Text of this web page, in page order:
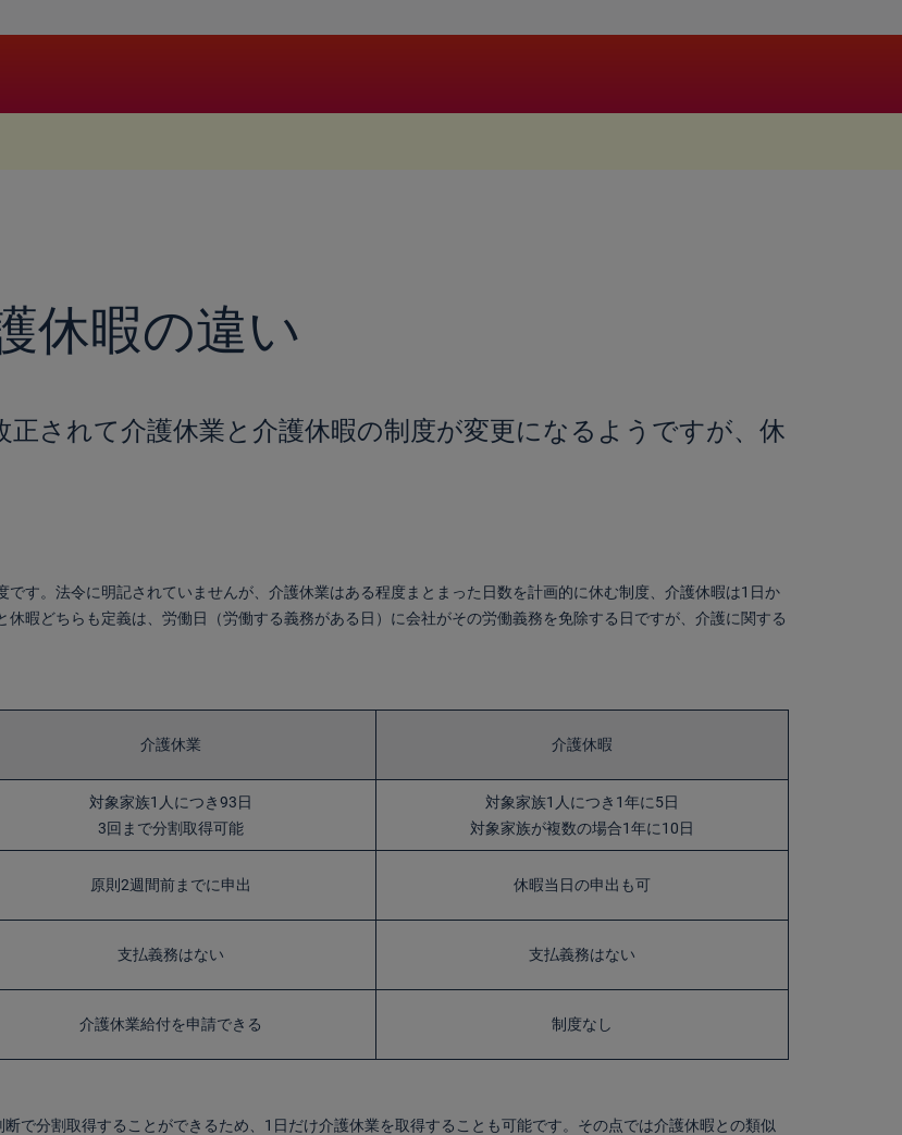
休暇の違い
されて介護休業と介護休暇の制度が変更になるようですが、休
す。法令に明記されていませんが、介護休業はある程度まとまった日数を計画的に休む制度、介護休暇は1日か
暇どちらも定義は、労働日（労働する義務がある日）に会社がその労働義務を免除する日ですが、介護に関する
介護休業 介護休暇
対象家族1人につき93日
3回まで分割取得可能
対象家族1人につき1年に5日
対象家族が複数の場合1年に10日
原則2週間前までに申出 休暇当日の申出も可
支払義務はない 支払義務はない
介護休業給付を申請できる 制度なし
で分割取得することができるため、1日だけ介護休業を取得することも可能です。その点では介護休暇との類似